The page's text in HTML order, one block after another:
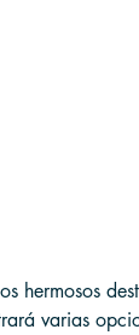
hermosos
varias